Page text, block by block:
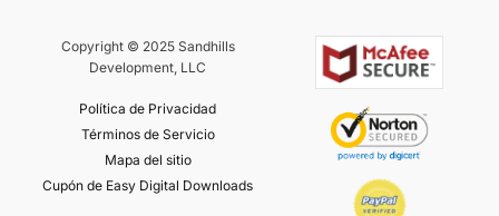
Copyright © 2025 Sandhills
Development, LLC
Política de Privacidad
Términos de Servicio
Mapa del sitio
Cupón de Easy Digital Downloads